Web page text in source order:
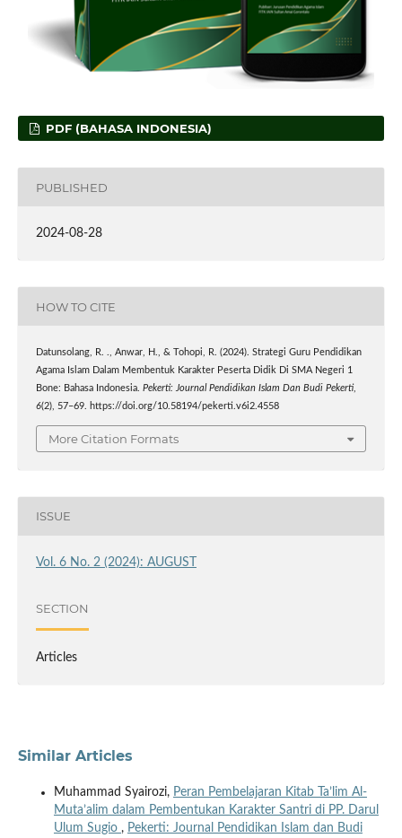
PDF (BAHASA INDONESIA)
PUBLISHED
2024-08-28
HOW TO CITE
Datunsolang, R. ., Anwar, H., & Tohopi, R. (2024). Strategi Guru Pendidikan
Agama Islam Dalam Membentuk Karakter Peserta Didik Di SMA Negeri 1
Bone: Bahasa Indonesia. Pekerti: Journal Pendidikan Islam Dan Budi Pekerti,
6(2), 57–69. https://doi.org/10.58194/pekerti.v6i2.4558
More Citation Formats
ISSUE
Vol. 6 No. 2 (2024): AUGUST
SECTION
Articles
Similar Articles
Muhammad Syairozi, Peran Pembelajaran Kitab Ta’lim Al-
Muta’alim dalam Pembentukan Karakter Santri di PP. Darul
Ulum Sugio , Pekerti: Journal Pendidikan Islam dan Budi